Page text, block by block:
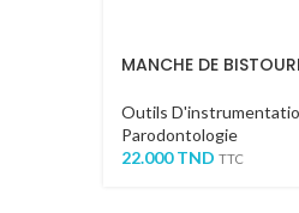
MANCHE DE
Outils
Parodontologie
22.000TND TTC